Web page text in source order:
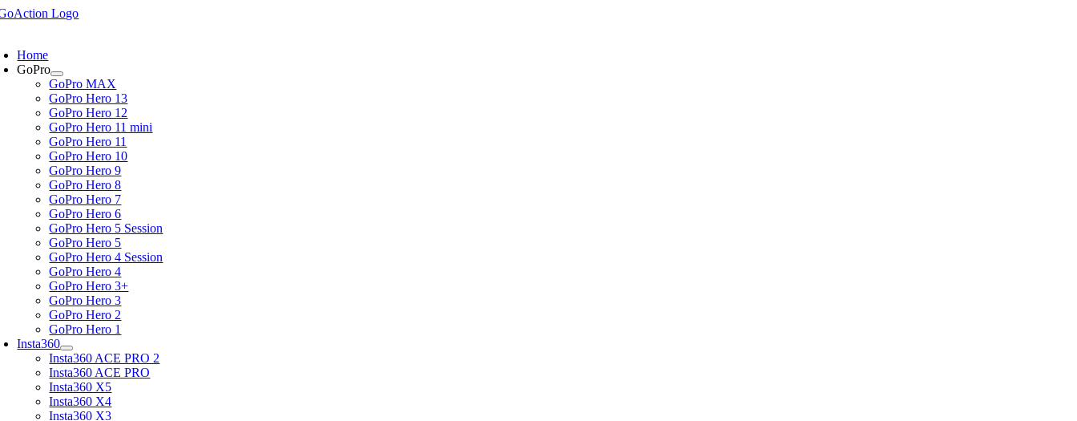
Skip
Home
GoPro
GoPro MAX
GoPro Hero 13
GoPro Hero 12
GoPro Hero 11 mini
GoPro Hero 11
GoPro Hero 10
GoPro Hero 9
GoPro Hero 8
GoPro Hero 7
GoPro Hero 6
GoPro Hero 5 Session
GoPro Hero 5
GoPro Hero 4 Session
GoPro Hero 4
GoPro Hero 3+
GoPro Hero 3
GoPro Hero 2
GoPro Hero 1
Insta360
Insta360 ACE PRO 2
Insta360 ACE PRO
Insta360 X5
Insta360 X4
Insta360 X3